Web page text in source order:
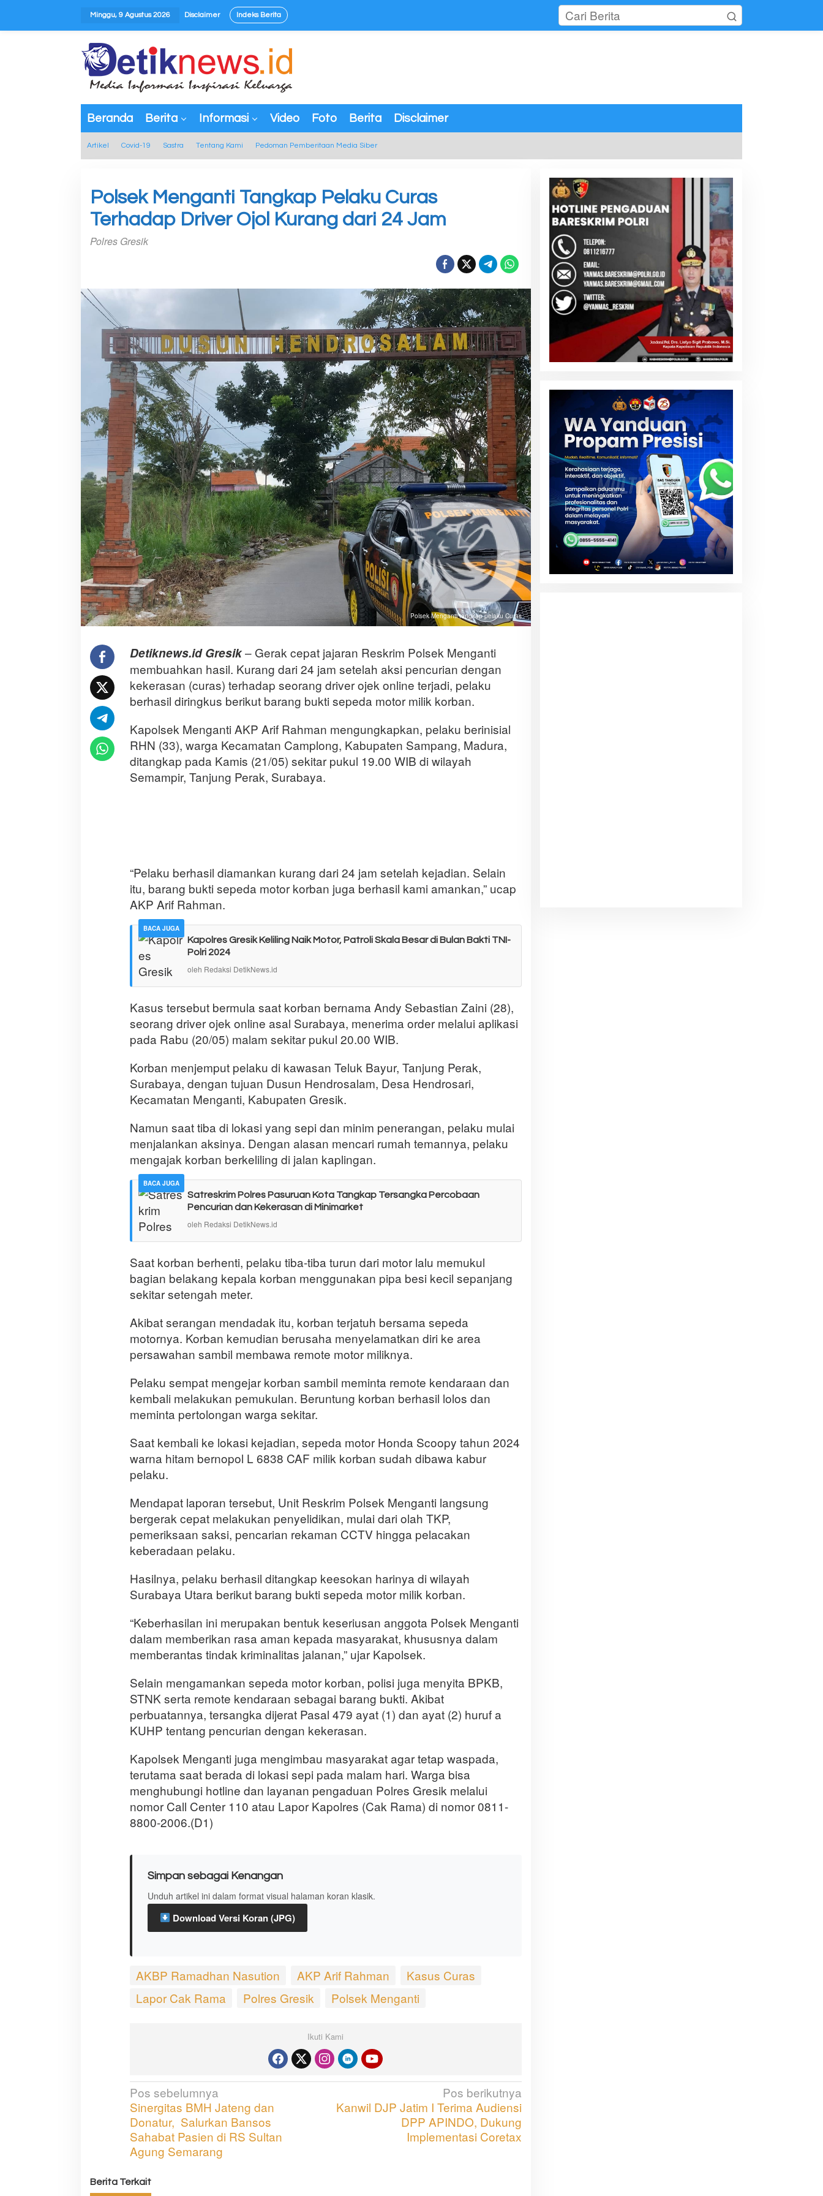
Minggu, 9 Agustus 2026 Disclaimer Indeks Berita
Beranda Berita Informasi Video Foto Berita Disclaimer
Artikel Covid-19 Sastra Tentang Kami Pedoman Pemberitaan Media Siber
Polsek Menganti Tangkap Pelaku Curas
Terhadap Driver Ojol Kurang dari 24 Jam
Polres Gresik
Polsek Menganti tangkap pelaku Curas
Detiknews.id Gresik– Gerak cepat jajaran Reskrim Polsek Menganti
membuahkan hasil. Kurang dari 24 jam setelah aksi pencurian dengan
kekerasan (curas) terhadap seorang driver ojek online terjadi, pelaku
berhasil diringkus berikut barang bukti sepeda motor milik korban.
Kapolsek Menganti AKP Arif Rahman mengungkapkan, pelaku berinisial
RHN (33), warga Kecamatan Camplong, Kabupaten Sampang, Madura,
ditangkap pada Kamis (21/05) sekitar pukul 19.00 WIB di wilayah
Semampir, Tanjung Perak, Surabaya.
“Pelaku berhasil diamankan kurang dari 24 jam setelah kejadian. Selain
itu, barang bukti sepeda motor korban juga berhasil kami amankan,” ucap
AKP Arif Rahman.
BACA JUGA
Kapolres Gresik Keliling Naik Motor, Patroli Skala Besar di Bulan Bakti TNI-
Polri 2024
oleh Redaksi DetikNews.id
Kasus tersebut bermula saat korban bernama Andy Sebastian Zaini (28),
seorang driver ojek online asal Surabaya, menerima order melalui aplikasi
pada Rabu (20/05) malam sekitar pukul 20.00 WIB.
Korban menjemput pelaku di kawasan Teluk Bayur, Tanjung Perak,
Surabaya, dengan tujuan Dusun Hendrosalam, Desa Hendrosari,
Kecamatan Menganti, Kabupaten Gresik.
Namun saat tiba di lokasi yang sepi dan minim penerangan, pelaku mulai
menjalankan aksinya. Dengan alasan mencari rumah temannya, pelaku
mengajak korban berkeliling di jalan kaplingan.
BACA JUGA
Satreskrim Polres Pasuruan Kota Tangkap Tersangka Percobaan
Pencurian dan Kekerasan di Minimarket
oleh Redaksi DetikNews.id
Saat korban berhenti, pelaku tiba-tiba turun dari motor lalu memukul
bagian belakang kepala korban menggunakan pipa besi kecil sepanjang
sekitar setengah meter.
Akibat serangan mendadak itu, korban terjatuh bersama sepeda
motornya. Korban kemudian berusaha menyelamatkan diri ke area
persawahan sambil membawa remote motor miliknya.
Pelaku sempat mengejar korban sambil meminta remote kendaraan dan
kembali melakukan pemukulan. Beruntung korban berhasil lolos dan
meminta pertolongan warga sekitar.
Saat kembali ke lokasi kejadian, sepeda motor Honda Scoopy tahun 2024
warna hitam bernopol L 6838 CAF milik korban sudah dibawa kabur
pelaku.
Mendapat laporan tersebut, Unit Reskrim Polsek Menganti langsung
bergerak cepat melakukan penyelidikan, mulai dari olah TKP,
pemeriksaan saksi, pencarian rekaman CCTV hingga pelacakan
keberadaan pelaku.
Hasilnya, pelaku berhasil ditangkap keesokan harinya di wilayah
Surabaya Utara berikut barang bukti sepeda motor milik korban.
“Keberhasilan ini merupakan bentuk keseriusan anggota Polsek Menganti
dalam memberikan rasa aman kepada masyarakat, khususnya dalam
memberantas tindak kriminalitas jalanan,” ujar Kapolsek.
Selain mengamankan sepeda motor korban, polisi juga menyita BPKB,
STNK serta remote kendaraan sebagai barang bukti. Akibat
perbuatannya, tersangka dijerat Pasal 479 ayat (1) dan ayat (2) huruf a
KUHP tentang pencurian dengan kekerasan.
Kapolsek Menganti juga mengimbau masyarakat agar tetap waspada,
terutama saat berada di lokasi sepi pada malam hari. Warga bisa
menghubungi hotline dan layanan pengaduan Polres Gresik melalui
nomor Call Center 110 atau Lapor Kapolres (Cak Rama) di nomor 0811-
8800-2006.(D1)
Simpan sebagai Kenangan
Unduh artikel ini dalam format visual halaman koran klasik.
Download Versi Koran (JPG)
AKBP Ramadhan Nasution AKP Arif Rahman
Kasus Curas
Lapor Cak Rama
Polres Gresik Polsek Menganti
Ikuti Kami
N
a
v
i
g
Pos sebelumnya
Sinergitas BMH Jateng dan
Donatur, Salurkan Bansos
Sahabat Pasien di RS Sultan
Agung Semarang
Pos berikutnya
Kanwil DJP Jatim I Terima Audiensi
DPP APINDO, Dukung
Implementasi Coretax
Berita Terkait